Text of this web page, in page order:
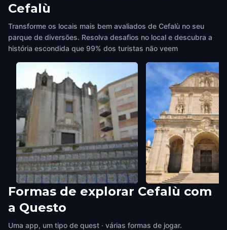
Cefalù
Transforme os locais mais bem avaliados de Cefalù no seu
parque de diversões. Resolva desafios no local e descubra a
história escondida que 99% dos turistas não veem
Chiesa di Santa Maria al Borgo
Cefalù,Italy
St. Nicholas Church
Formas de explorar Cefalù com
a Questo
Uma app, um tipo de quest · várias formas de jogar.